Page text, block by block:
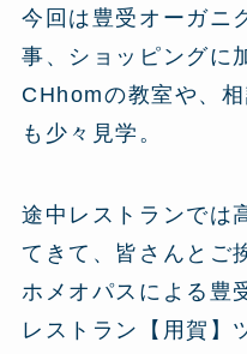
今回は豊受オーガニ
事、ショッピングに
CHhomの教室や、
も少々見学。
途中レストランでは
てきて、皆さんとご
ホメオパスによる豊
レストラン【用賀】